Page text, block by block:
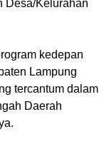
Desa/Kelurahan
kedepan
Lampung
tercantum dalam
Daerah